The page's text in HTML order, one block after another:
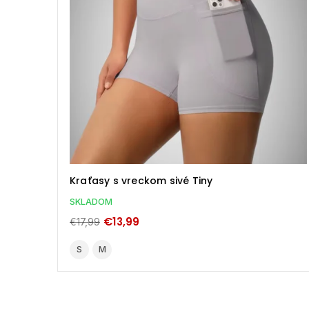
Kraťasy s vreckom sivé Tiny
SKLADOM
€17,99 €13,99
S M